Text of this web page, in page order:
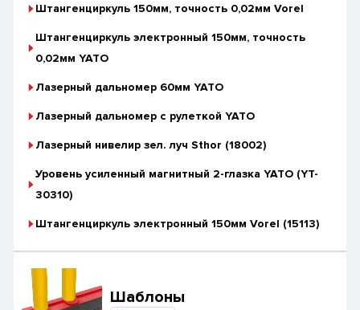
Штангенциркуль 150мм, точность 0,02мм Vorel
Штангенциркуль электронный 150мм, точность
0,02мм YATO
Лазерный дальномер 60мм YATO
Лазерный дальномер с рулеткой YATO
Лазерный нивелир зел. луч Sthor (18002)
Уровень усиленный магнитный 2-глазка YATO (YT-
30310)
Штангенциркуль электронный 150мм Vorel (15113)
Шаблоны